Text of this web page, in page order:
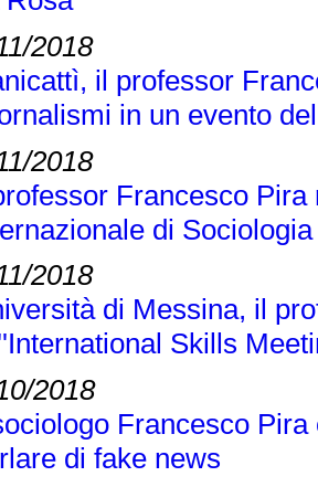
2018
il professor
in un evento
2018
Francesco
di
2018
di Messina, il
Skills
2018
Francesco
di fake news